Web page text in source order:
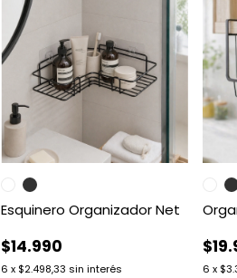
Esquinero Organizador Net
$14.990
6 x $2.498,33 sin interés 6 x